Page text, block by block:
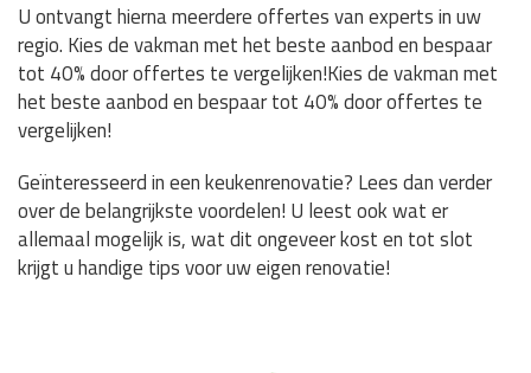
U ontvangt hierna meerdere offertes van experts in uw
regio. Kies de vakman met het beste aanbod en bespaar
tot 40% door offertes te vergelijken!Kies de vakman met
het beste aanbod en bespaar tot 40% door offertes te
vergelijken!
Geïnteresseerd in een keukenrenovatie? Lees dan verder
over de belangrijkste voordelen! U leest ook wat er
allemaal mogelijk is, wat dit ongeveer kost en tot slot
krijgt u handige tips voor uw eigen renovatie!